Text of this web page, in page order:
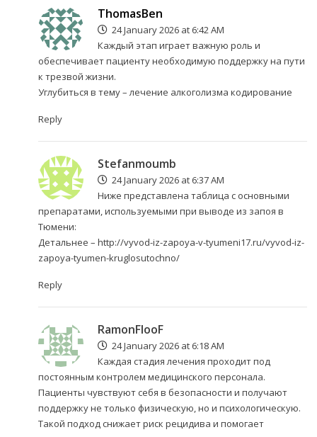
ThomasBen
24 January 2026 at 6:42 AM
Каждый этап играет важную роль и
обеспечивает пациенту необходимую поддержку на пути
к трезвой жизни.
Углубиться в тему –лечение алкоголизма кодирование
Reply
Stefanmoumb
24 January 2026 at 6:37 AM
Ниже представлена таблица с основными
препаратами, используемыми при выводе из запоя в
Тюмени:
Детальнее – http://vyvod-iz-zapoya-v-tyumeni17.ru/vyvod-iz-
zapoya-tyumen-kruglosutochno/
Reply
RamonFlooF
24 January 2026 at 6:18 AM
Каждая стадия лечения проходит под
постоянным контролем медицинского персонала.
Пациенты чувствуют себя в безопасности и получают
поддержку не только физическую, но и психологическую.
Такой подход снижает риск рецидива и помогает